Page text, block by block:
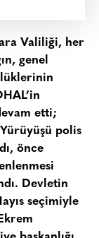
Valiliği, her
genel
etti;
polis
önce
Devletin
seçimiyle